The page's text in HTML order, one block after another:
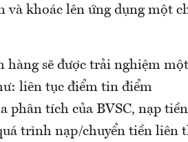
khoác lên ứng dụng một
hàng sẽ được trải nghiệm
liên tục điểm tin điểm
phân tích của BVSC, nạp tiền
trình nạp/chuyển tiền liên